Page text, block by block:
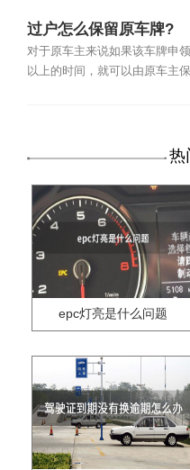
过户怎么保留原车牌?
对于原车主来说如果该车牌申
以上的时间，就可以由原车主
热
epc灯亮是什么问题